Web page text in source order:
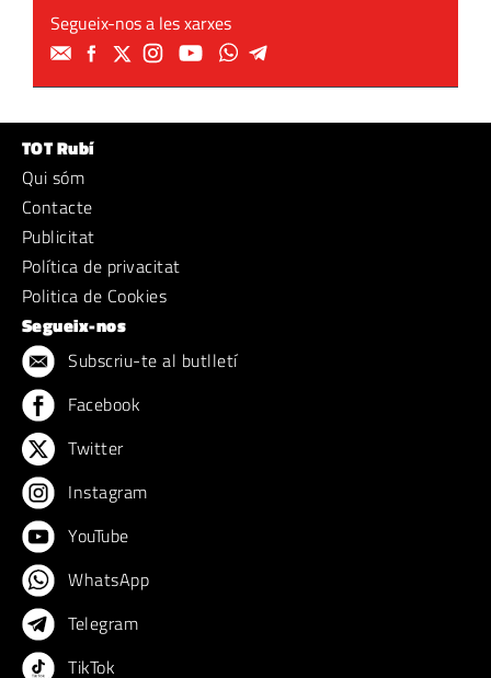
Segueix-nos a les xarxes
TOT Rubí
Qui sóm
Contacte
Publicitat
Política de privacitat
Politica de Cookies
Segueix-nos
Subscriu-te al butlletí
Facebook
Twitter
Instagram
YouTube
WhatsApp
Telegram
TikTok